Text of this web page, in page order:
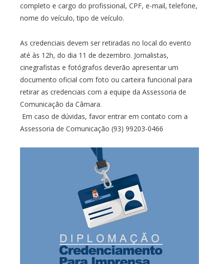
completo e cargo do profissional, CPF, e-mail, telefone,
nome do veículo, tipo de veículo.
As credenciais devem ser retiradas no local do evento
até às 12h, do dia 11 de dezembro. Jornalistas,
cinegrafistas e fotógrafos deverão apresentar um
documento oficial com foto ou carteira funcional para
retirar as credenciais com a equipe da Assessoria de
Comunicação da Câmara.
Em caso de dúvidas, favor entrar em contato com a
Assessoria de Comunicação (93) 99203-0466